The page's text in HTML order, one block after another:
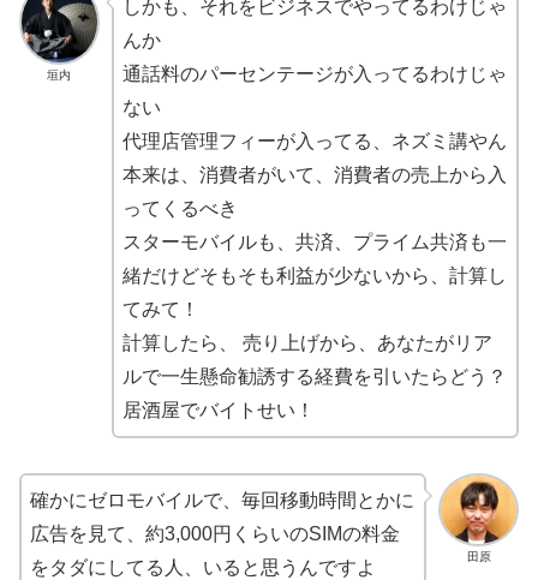
垣内
しかも、それをビジネスでやってるわけじゃ
んか
通話料のパーセンテージが入ってるわけじゃ
ない
代理店管理フィーが入ってる、ネズミ講やん
本来は、消費者がいて、消費者の売上から入
ってくるべき
スターモバイルも、共済、プライム共済も一
緒だけどそもそも利益が少ないから、計算し
てみて！
計算したら、 売り上げから、あなたがリア
ルで一生懸命勧誘する経費を引いたらどう？
居酒屋でバイトせい！
田原
確かにゼロモバイルで、毎回移動時間とかに
広告を見て、約3,000円くらいのSIMの料金
をタダにしてる人、いると思うんですよ